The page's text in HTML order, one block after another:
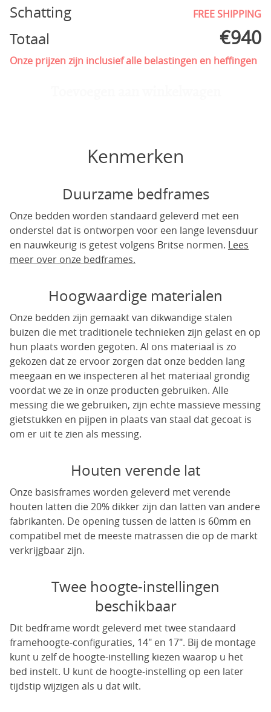
Schatting FREE SHIPPING
Totaal €940
Onze prijzen zijn inclusief alle belastingen en heffingen
Kenmerken
Duurzame bedframes
Onze bedden worden standaard geleverd met een
onderstel dat is ontworpen voor een lange levensduur
en nauwkeurig is getest volgens Britse normen. Lees
meer over onze bedframes.
Hoogwaardige materialen
Onze bedden zijn gemaakt van dikwandige stalen
buizen die met traditionele technieken zijn gelast en op
hun plaats worden gegoten. Al ons materiaal is zo
gekozen dat ze ervoor zorgen dat onze bedden lang
meegaan en we inspecteren al het materiaal grondig
voordat we ze in onze producten gebruiken. Alle
messing die we gebruiken, zijn echte massieve messing
gietstukken en pijpen in plaats van staal dat gecoat is
om er uit te zien als messing.
Houten verende lat
Onze basisframes worden geleverd met verende
houten latten die 20% dikker zijn dan latten van andere
fabrikanten. De opening tussen de latten is 60mm en
compatibel met de meeste matrassen die op de markt
verkrijgbaar zijn.
Twee hoogte-instellingen
beschikbaar
Dit bedframe wordt geleverd met twee standaard
framehoogte-configuraties, 14" en 17". Bij de montage
kunt u zelf de hoogte-instelling kiezen waarop u het
bed instelt. U kunt de hoogte-instelling op een later
tijdstip wijzigen als u dat wilt.